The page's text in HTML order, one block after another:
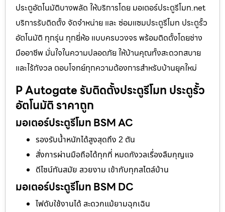
ประตูอัตโนมัติบางพลัด ให้บริการโดย มอเตอร์ประตูรีโมท.net
บริการรับติดตั้ง จัดจำหน่าย และ ซ่อมแซมประตูรีโมท ประตูรั้ว
อัตโนมัติ ทุกรุ่น ทุกยี่ห้อ แบบครบวงจร พร้อมติดตั้งโดยช่าง
มืออาชีพ มั่นใจในความปลอดภัย ให้บ้านคุณทั้งสะดวกสบาย
และไร้กังวล ตอบโจทย์ทุกความต้องการสำหรับบ้านยุคใหม่
P Autogate รับติดตั้งประตูรีโมท ประตูรั้ว
อัตโนมัติ ราคาถูก
มอเตอร์ประตูรีโมท BSM AC
รองรับน้ำหนักได้สูงสุดถึง 2 ตัน
สั่งการผ่านมือถือได้ทุกที่ หมดกังวลเรื่องลืมกุญแจ
ดีไซน์ทันสมัย สวยงาม เข้ากับทุกสไตล์บ้าน
มอเตอร์ประตูรีโมท BSM DC
ไฟดับใช้งานได้ สะดวกแม้ยามฉุกเฉิน